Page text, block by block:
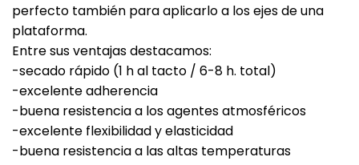
perfecto también para aplicarlo a los ejes de una
plataforma.
Entre sus ventajas destacamos:
-secado rápido (1 h al tacto / 6-8 h. total)
-excelente adherencia
-buena resistencia a los agentes atmosféricos
-excelente flexibilidad y elasticidad
-buena resistencia a las altas temperaturas